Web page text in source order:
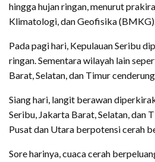
hingga hujan ringan, menurut
Klimatologi, dan Geofisika
Pada pagi hari, Kepulauan Seribu
ringan. Sementara wilayah lain
Barat, Selatan, dan Timur
Siang hari, langit berawan
Seribu, Jakarta Barat, Selatan, dan
Pusat dan Utara berpotensi cerah
Sore harinya, cuaca cerah